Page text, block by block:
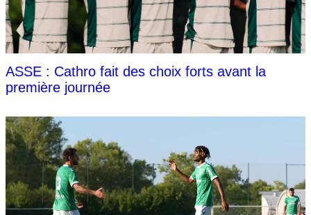
ASSE : Cathro fait des choix forts avant la
première journée